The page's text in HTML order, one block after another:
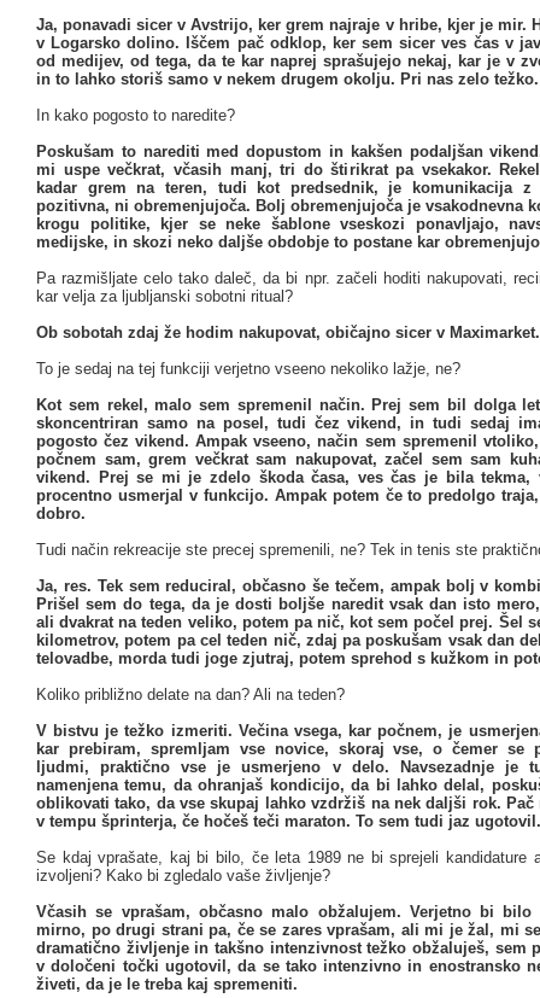
Ja, ponavadi sicer v Avstrijo, ker grem najraje v hribe, kjer je mir.
v Logarsko dolino. Iščem pač odklop, ker sem sicer ves čas v
od medijev, od tega, da te kar naprej sprašujejo nekaj, kar je v
in to lahko storiš samo v nekem drugem okolju. Pri nas zelo težko.
In kako pogosto to naredite?
Poskušam to narediti med dopustom in kakšen podaljšan
mi uspe večkrat, včasih manj, tri do štirikrat pa vsekakor.
kadar grem na teren, tudi kot predsednik, je komunikacija
pozitivna, ni obremenjujoča. Bolj obremenjujoča je vsakodnevna
krogu politike, kjer se neke šablone vseskozi ponavljajo,
medijske, in skozi neko daljše obdobje to postane kar
Pa razmišljate celo tako daleč, da bi npr. začeli hoditi nakupovati,
kar velja za ljubljanski sobotni ritual?
Ob sobotah zdaj že hodim nakupovat, običajno sicer v
To je sedaj na tej funkciji verjetno vseeno nekoliko lažje, ne?
Kot sem rekel, malo sem spremenil način. Prej sem bil dolga
skoncentriran samo na posel, tudi čez vikend, in tudi sedaj
pogosto čez vikend. Ampak vseeno, način sem spremenil
počnem sam, grem večkrat sam nakupovat, začel sem sam
vikend. Prej se mi je zdelo škoda časa, ves čas je bila tekma,
procentno usmerjal v funkcijo. Ampak potem če to predolgo
dobro.
Tudi način rekreacije ste precej spremenili, ne? Tek in tenis ste
Ja, res. Tek sem reduciral, občasno še tečem, ampak bolj v
Prišel sem do tega, da je dosti boljše naredit vsak dan isto
ali dvakrat na teden veliko, potem pa nič, kot sem počel prej. Šel
kilometrov, potem pa cel teden nič, zdaj pa poskušam vsak dan
telovadbe, morda tudi joge zjutraj, potem sprehod s kužkom in
Koliko približno delate na dan? Ali na teden?
V bistvu je težko izmeriti. Večina vsega, kar počnem, je
kar prebiram, spremljam vse novice, skoraj vse, o čemer se
ljudmi, praktično vse je usmerjeno v delo. Navsezadnje je
namenjena temu, da ohranjaš kondicijo, da bi lahko delal,
oblikovati tako, da vse skupaj lahko vzdržiš na nek daljši rok. Pač
v tempu šprinterja, če hočeš teči maraton. To sem tudi jaz ugotovil.
Se kdaj vprašate, kaj bi bilo, če leta 1989 ne bi sprejeli kandidature
izvoljeni? Kako bi zgledalo vaše življenje?
Včasih se vprašam, občasno malo obžalujem. Verjetno bi
mirno, po drugi strani pa, če se zares vprašam, ali mi je žal, mi
dramatično življenje in takšno intenzivnost težko obžaluješ, sem
v določeni točki ugotovil, da se tako intenzivno in enostransko
živeti, da je le treba kaj spremeniti.